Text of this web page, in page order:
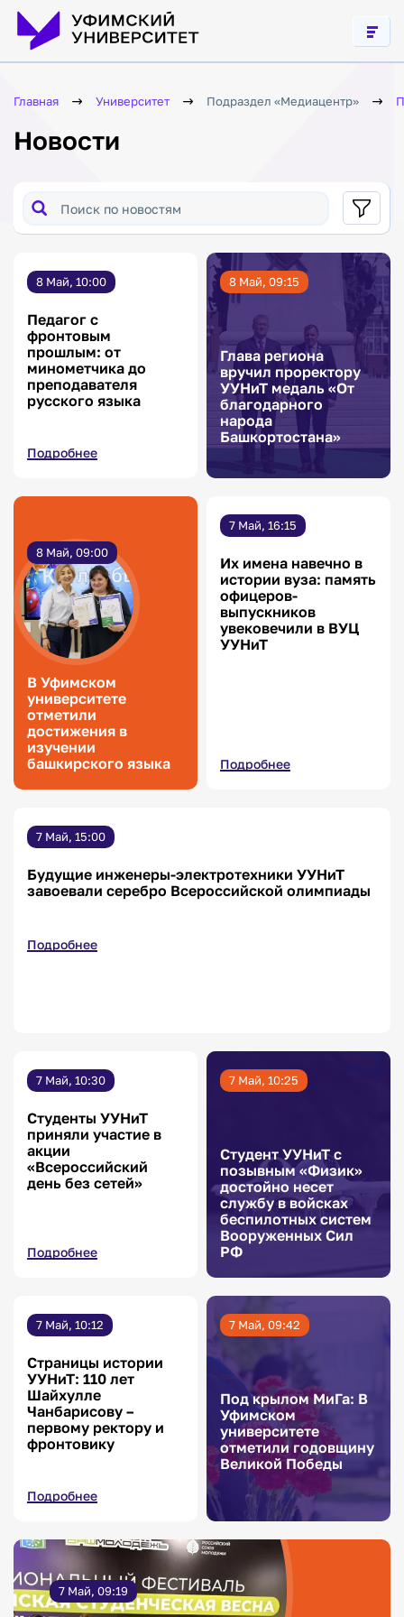
Главная Университет Подраздел «Медиацентр»
Новости
8 Май, 10:00
Педагог с
фронтовым
прошлым: от
минометчика до
преподавателя
русского языка
Подробнее
8 Май, 09:15
Глава региона
вручил проректору
УУНиТ медаль «От
благодарного
народа
Башкортостана»
8 Май, 09:00
В Уфимском
университете
отметили
достижения в
изучении
башкирского языка
7 Май, 16:15
Их имена навечно в
истории вуза: память
офицеров-
выпускников
увековечили в ВУЦ
УУНиТ
Подробнее
7 Май, 15:00
Будущие инженеры-электротехники УУНиТ
завоевали серебро Всероссийской олимпиады
Подробнее
7 Май, 10:30
Студенты УУНиТ
приняли участие в
акции
«Всероссийский
день без сетей»
Подробнее
7 Май, 10:25
Студент УУНиТ с
позывным «Физик»
достойно несет
службу в войсках
беспилотных систем
Вооруженных Сил
РФ
7 Май, 10:12
Страницы истории
УУНиТ: 110 лет
Шайхулле
Чанбарисову –
первому ректору и
фронтовику
Подробнее
7 Май, 09:42
Под крылом МиГа: В
Уфимском
университете
отметили годовщину
Великой Победы
7 Май, 09:19
адаптация
иностранных
студентов
Связь
ценности
Формирование
общероссийской
буллинга
Гармонизация
молодежной
среде
экстремизма
в молодежной
среде